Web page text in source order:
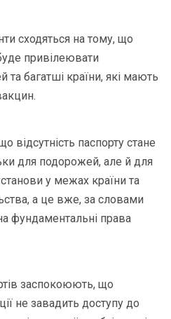
сходяться на тому, що
привілеювати
багатші країни, які мають
відсутність паспорту стане
для подорожей, але й для
у межах країни та
а це вже, за словами
фундаментальні права
заспокоюють, що
не завадить доступу до